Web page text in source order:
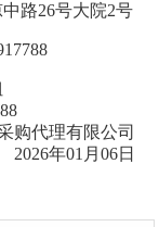
路26号大院2号
购代理有限公司
年01 月 06日